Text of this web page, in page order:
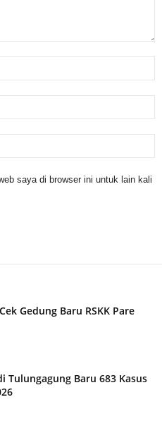
saya di browser ini untuk lain kali
Gedung Baru RSKK Pare
Tulungagung Baru 683 Kasus